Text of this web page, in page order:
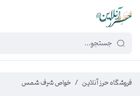
449f43cf-3da2-4422-bb12-2566cb5b8b05
فروشگاه حرز آنلاین / خواص شرف شمس